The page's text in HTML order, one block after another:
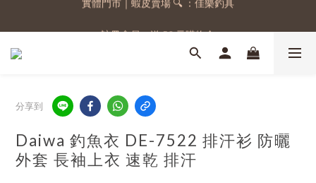
註冊會員，送 50 元購物金
分享到
Daiwa 釣魚衣 DE-7522 排汗衫 防曬
外套 長袖上衣 速乾 排汗